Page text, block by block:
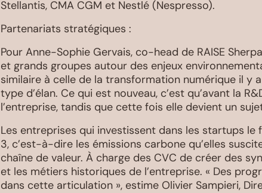
Stellantis, CMA CGM et Nestlé (Nespresso).
Partenariats stratégiques :
Pour Anne-Sophie Gervais, co-head de RAISE
et grands groupes autour des enjeux
similaire à celle de la transformation numérique il y
type d’élan. Ce qui est nouveau, c’est qu’avant la
l’entreprise, tandis que cette fois elle devient un
Les entreprises qui investissent dans les startups
3, c’est-à-dire les émissions carbone qu’elles
chaîne de valeur. À charge des CVC de créer des
et les métiers historiques de l’entreprise. « Des
dans cette articulation », estime Olivier Sampieri,